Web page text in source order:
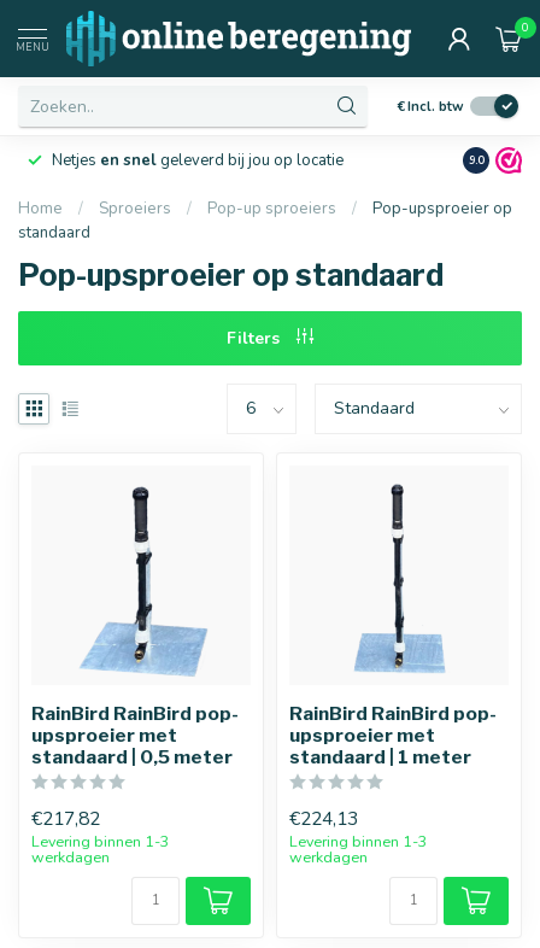
MENU
0
€Incl. btw
Netjes en snelgeleverd bij jou op locatie Ruim10
9.0
Home / Sproeiers / Pop-up sproeiers /
Pop-upsproeier op
standaard
Pop-upsproeier op standaard
Filters
RainBird RainBird pop-
upsproeier met
standaard | 0,5 meter
€217,82
Levering binnen 1-3
werkdagen
RainBird RainBird pop-
upsproeier met
standaard | 1 meter
€224,13
Levering binnen 1-3
werkdagen
Afmetingen
20 mm